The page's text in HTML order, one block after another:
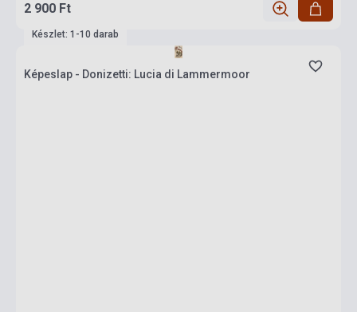
2 900 Ft
Készlet: 1-10 darab
Képeslap - Donizetti: Lucia di Lammermoor